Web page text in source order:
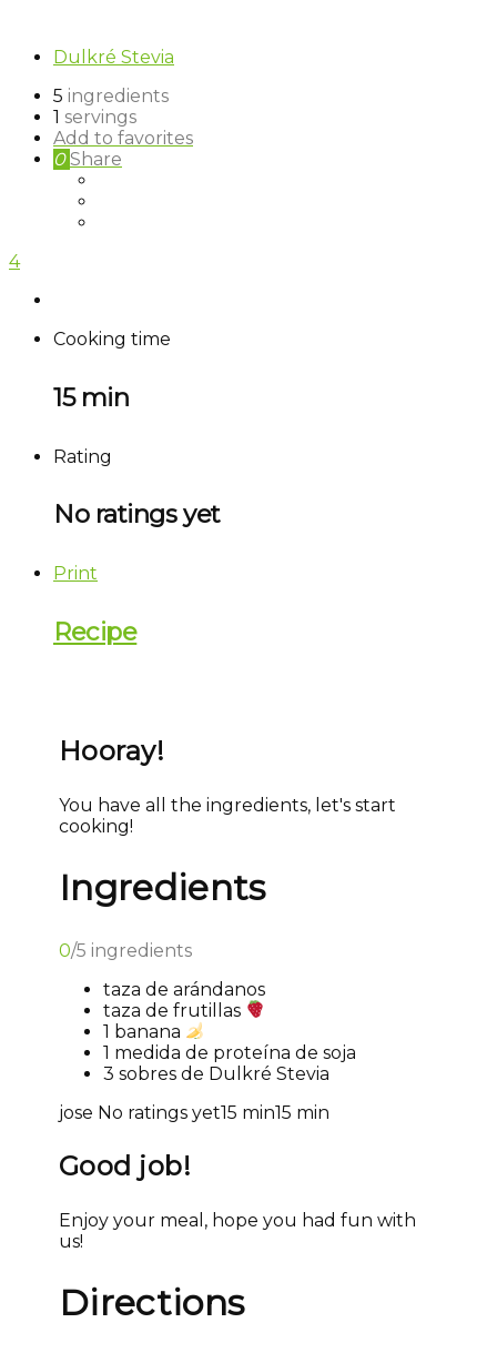
Dulkré Stevia
5 ingredients
1 servings
Add to favorites
0 Share
4
Cooking time
15 min
Rating
No ratings yet
Print
Recipe
Hooray!
You have all the ingredients, let's start
cooking!
Ingredients
0/5 ingredients
taza de arándanos
taza de frutillas
1 banana
1 medida de proteína de soja
3 sobres de Dulkré Stevia
jose No ratings yet15 min15 min
Good job!
Enjoy your meal, hope you had fun with
us!
Directions